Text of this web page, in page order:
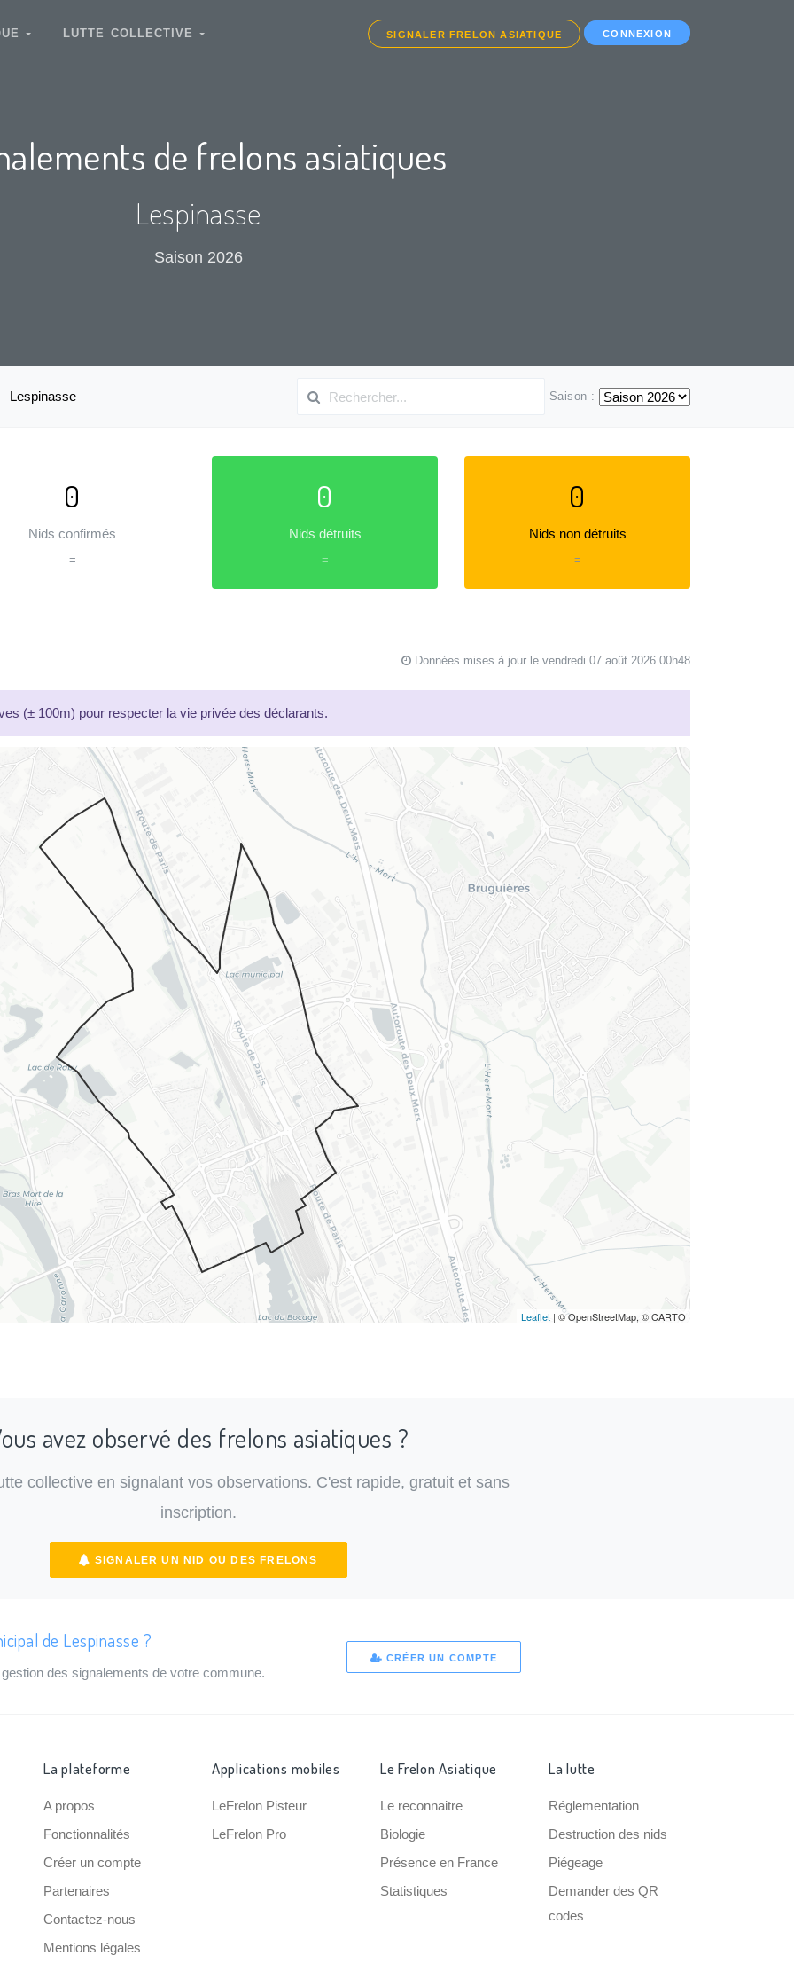
LUTTE COLLECTIVE SIGNALER FRELON ASIATIQUE CONNEXION
de frelons asiatiques
Lespinasse
Saison 2026
Lespinasse Saison :
0
Nids confirmés
=
0
Nids détruits
=
0
Nids non détruits
=
Données mises à jour le vendredi 07 août 2026 00h48
(± 100m) pour respecter la vie privée des déclarants.
Leaflet | © OpenStreetMap, © CARTO
avez observé des frelons asiatiques ?
collective en signalant vos observations. C'est rapide, gratuit et sans
inscription.
SIGNALER UN NID OU DES FRELONS
de Lespinasse ?
des signalements de votre commune.
CRÉER UN COMPTE
La plateforme
A propos
Fonctionnalités
Créer un compte
Partenaires
Contactez-nous
Mentions légales
Applications mobiles
LeFrelon Pisteur
LeFrelon Pro
Le Frelon Asiatique
Le reconnaitre
Biologie
Présence en France
Statistiques
La lutte
Réglementation
Destruction des nids
Piégeage
Demander des QR
codes